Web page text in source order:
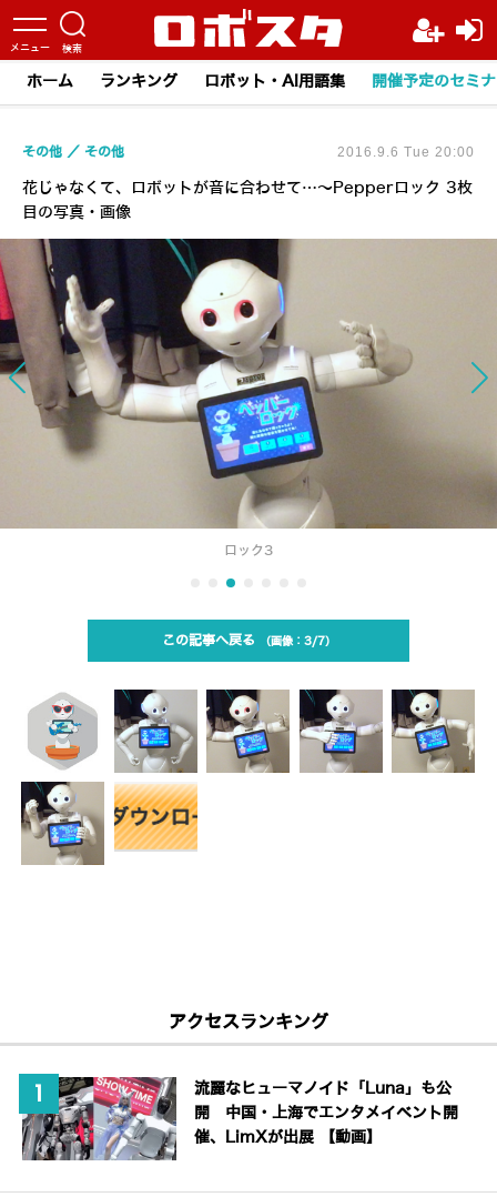
ホーム ランキング ロボット・AI用語集 開催予定のセミ
花じゃなくて、ロボットが音に合わせて…～Pepperロック 3枚
目の写真・画像
その他 その他 2016.9.6 Tue 20:00
ロック3
この記事へ戻る 3/7
アクセスランキング
流麗なヒューマノイド「Luna」も公
開 中国・上海でエンタメイベント開
催、LimXが出展 【動画】